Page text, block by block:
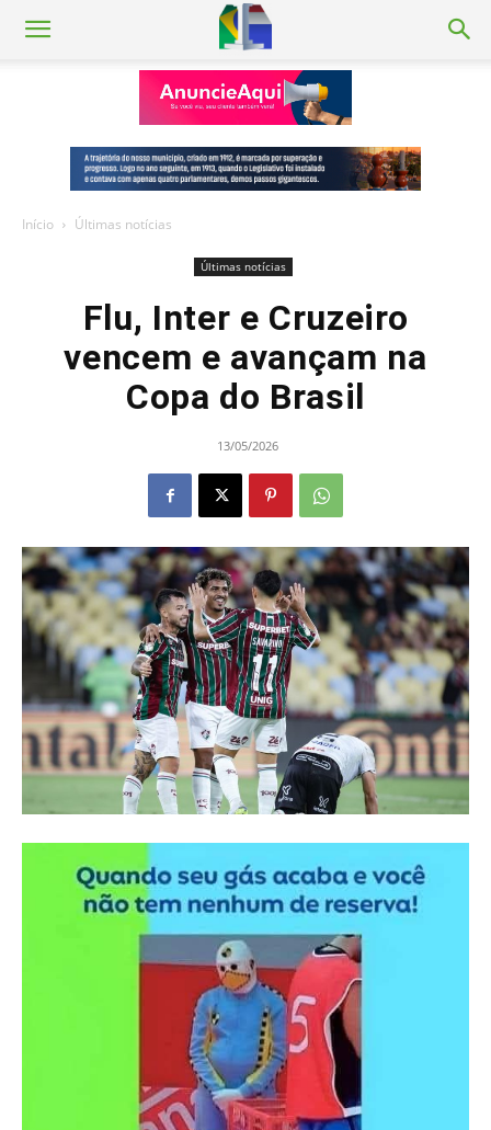
Início Últimas notícias
Últimas notícias
Flu, Inter e Cruzeiro
vencem e avançam na
Copa do Brasil
13/05/2026